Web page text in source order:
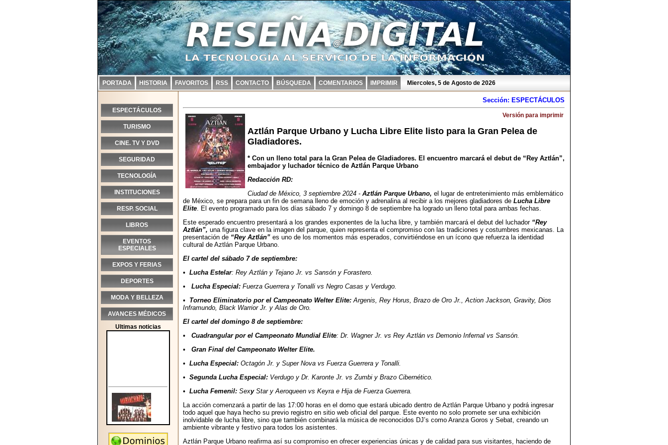
PORTADA HISTORIA FAVORITOS RSS CONTACTO BÚSQUEDA COMENTARIOS IMPRIMIR Miercoles, 5 de Agosto de 2026
ESPECTÁCULOS
TURISMO
CINE. TV Y DVD
SEGURIDAD
TECNOLOGÍA
INSTITUCIONES
RESP. SOCIAL
LIBROS
EVENTOS
ESPECIALES
EXPOS Y FERIAS
DEPORTES
MODA Y BELLEZA
AVANCES MÉDICOS
Ultimas noticias
Sección: ESPECTÁCULOS
Versión para imprimir
Aztlán Parque Urbano y Lucha Libre Elite listo para la Gran Pelea de
Gladiadores.
* Con un lleno total para la Gran Pelea de Gladiadores. El encuentro marcará el debut de “Rey Aztlán”,
embajador y luchador técnico de Aztlán Parque Urbano
Redacción RD:
Ciudad de México, 3 septiembre 2024 - Aztlán Parque Urbano, el lugar de entretenimiento más emblemático
de México, se prepara para un fin de semana lleno de emoción y adrenalina al recibir a los mejores gladiadores de Lucha Libre
Elite. El evento programado para los días sábado 7 y domingo 8 de septiembre ha logrado un lleno total para ambas fechas.
Este esperado encuentro presentará a los grandes exponentes de la lucha libre, y también marcará el debut del luchador “Rey
Aztlán”, una figura clave en la imagen del parque, quien representa el compromiso con las tradiciones y costumbres mexicanas. La
presentación de “Rey Aztlán” es uno de los momentos más esperados, convirtiéndose en un ícono que refuerza la identidad
cultural de Aztlán Parque Urbano.
El cartel del sábado 7 de septiembre:
• Lucha Estelar: Rey Aztlán y Tejano Jr. vs Sansón y Forastero.
• Lucha Especial: Fuerza Guerrera y Tonalli vs Negro Casas y Verdugo.
• Torneo Eliminatorio por el Campeonato Welter Elite: Argenis, Rey Horus, Brazo de Oro Jr., Action Jackson, Gravity, Dios
Inframundo, Black Warrior Jr. y Alas de Oro.
El cartel del domingo 8 de septiembre:
• Cuadrangular por el Campeonato Mundial Elite: Dr. Wagner Jr. vs Rey Aztlán vs Demonio Infernal vs Sansón.
• Gran Final del Campeonato Welter Elite.
• Lucha Especial: Octagón Jr. y Super Nova vs Fuerza Guerrera y Tonalli.
• Segunda Lucha Especial: Verdugo y Dr. Karonte Jr. vs Zumbi y Brazo Cibernético.
• Lucha Femenil: SexyStar y Aeroqueen vs Keyra e Hija de Fuerza Guerrera.
La acción comenzará a partir de las 17:00 horas en el domo que estará ubicado dentro de Aztlán Parque Urbano y podrá ingresar
todo aquel que haya hecho su previo registro en sitio web oficial del parque. Este evento no solo promete ser una exhibición
inolvidable de lucha libre, sino que también combinará la música de reconocidos DJ’s como Aranza Goros y Sebat, creando un
ambiente vibrante y festivo para todos los asistentes.
Aztlán Parque Urbano reafirma así su compromiso en ofrecer experiencias únicas y de calidad para sus visitantes, haciendo de